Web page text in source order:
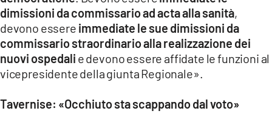
dimissioni da commissario ad acta alla sanità,
devono essere immediate le sue dimissioni da
commissario straordinario alla realizzazione dei
nuovi ospedali e devono essere affidate le funzioni al
vicepresidente della giunta Regionale».
Tavernise: «Occhiuto sta scappando dal voto»